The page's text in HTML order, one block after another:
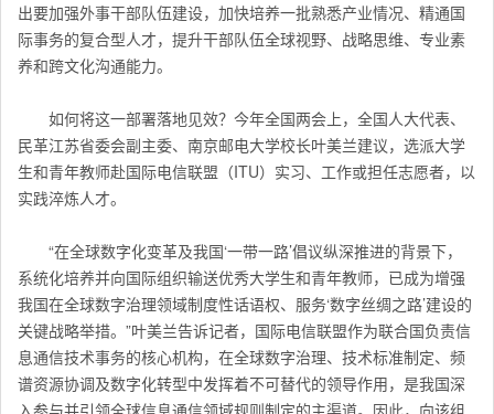
出要加强外事干部队伍建设，加快培养一批熟悉产业情况、精通国
际事务的复合型人才，提升干部队伍全球视野、战略思维、专业素
养和跨文化沟通能力。
如何将这一部署落地见效？今年全国两会上，全国人大代表、
民革江苏省委会副主委、南京邮电大学校长叶美兰建议，选派大学
生和青年教师赴国际电信联盟（ITU）实习、工作或担任志愿者，以
实践淬炼人才。
“在全球数字化变革及我国‘一带一路’倡议纵深推进的背景下，
系统化培养并向国际组织输送优秀大学生和青年教师，已成为增强
我国在全球数字治理领域制度性话语权、服务‘数字丝绸之路’建设的
关键战略举措。”叶美兰告诉记者，国际电信联盟作为联合国负责信
息通信技术事务的核心机构，在全球数字治理、技术标准制定、频
谱资源协调及数字化转型中发挥着不可替代的领导作用，是我国深